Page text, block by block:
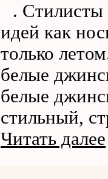
. Стилисты
идей как
только
белые
белые
стильный,
Читать далее